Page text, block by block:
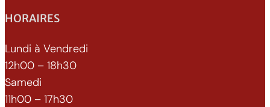
HORAIRES
Lundi à Vendredi
12h00 – 18h30
Samedi
11h00 – 17h30